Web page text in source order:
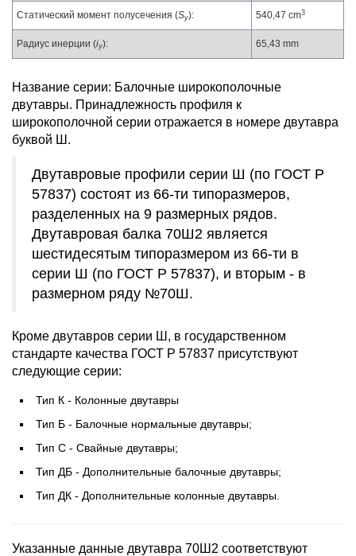
Статический момент полусечения (Sy): 540,47 cm3
Радиус инерции (iy): 65,43 mm
Название серии: Балочные широкополочные
двутавры. Принадлежность профиля к
широкополочной серии отражается в номере двутавра
буквой Ш.
Двутавровые профили серии Ш (по ГОСТ Р
57837) состоят из 66-ти типоразмеров,
разделенных на 9 размерных рядов.
Двутавровая балка 70Ш2 является
шестидесятым типоразмером из 66-ти в
серии Ш (по ГОСТ Р 57837), и вторым - в
размерном ряду №70Ш.
Кроме двутавров серии Ш, в государственном
стандарте качества ГОСТ Р 57837 присутствуют
следующие серии:
Тип К - Колонные двутавры
Тип Б - Балочные нормальные двутавры;
Тип С - Свайные двутавры;
Тип ДБ - Дополнительные балочные двутавры;
Тип ДК - Дополнительные колонные двутавры.
Указанные данные двутавра 70Ш2 соответствуют